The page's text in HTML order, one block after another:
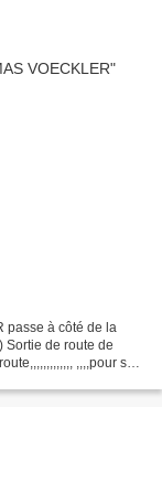
passe à côté de la
Sortie de route de
,,,,pour se